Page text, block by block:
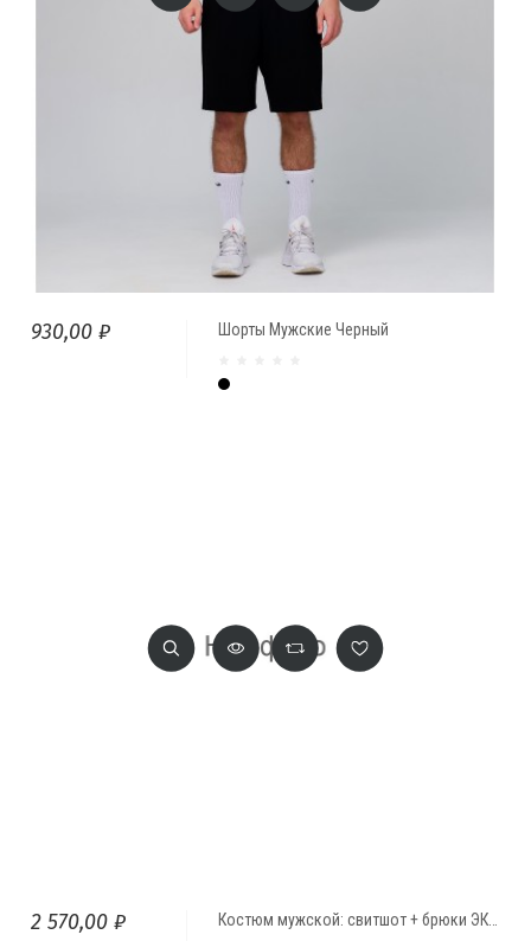
Шорты Мужские Черный
930,00 ₽
Чёрный
2 570,00 ₽